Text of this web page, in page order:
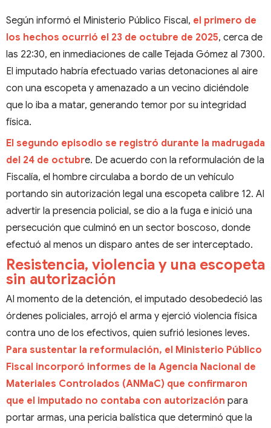
Según informó el Ministerio Público Fiscal, el primero de
los hechos ocurrió el 23 de octubre de 2025, cerca de
las 22:30, en inmediaciones de calle Tejada Gómez al 7300.
El imputado habría efectuado varias detonaciones al aire
con una escopeta y amenazado a un vecino diciéndole
que lo iba a matar, generando temor por su integridad
física.
El segundo episodio se registró durante la madrugada
del 24 de octubre. De acuerdo con la reformulación de la
Fiscalía, el hombre circulaba a bordo de un vehículo
portando sin autorización legal una escopeta calibre 12. Al
advertir la presencia policial, se dio a la fuga e inició una
persecución que culminó en un sector boscoso, donde
efectuó al menos un disparo antes de ser interceptado.
Resistencia, violencia y una escopeta
sin autorización
Al momento de la detención, el imputado desobedeció las
órdenes policiales, arrojó el arma y ejerció violencia física
contra uno de los efectivos, quien sufrió lesiones leves.
Para sustentar la reformulación, el Ministerio Público
Fiscal incorporó informes de la Agencia Nacional de
Materiales Controlados (ANMaC) que confirmaron
que el imputado no contaba con autorización para
portar armas, una pericia balística que determinó que la